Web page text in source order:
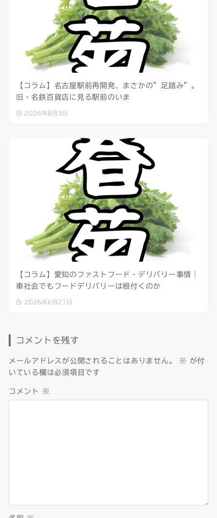
【コラム】名古屋駅前再開発、まさかの”足踏み”。
旧・名鉄百貨店に見る駅前のいま
2026年8月3日
【コラム】愛知のファストフード・デリバリー事情｜
車社会でもフードデリバリーは根付くのか
2026年6月21日
コメントを残す
メールアドレスが公開されることはありません。 ※ が付
いている欄は必須項目です
コメント ※